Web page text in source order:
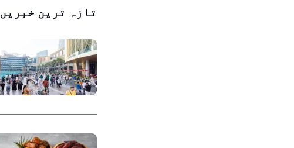
تازہ ترین خبریں